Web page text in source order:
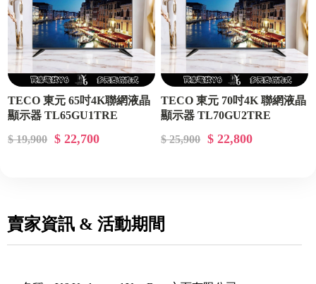
TECO 東元 65吋4K聯網液晶
顯示器 TL65GU1TRE
$ 19,900
$ 22,700
TECO 東元 70吋4K 聯網液晶
顯示器 TL70GU2TRE
$ 25,900
$ 22,800
賣家資訊 & 活動期間